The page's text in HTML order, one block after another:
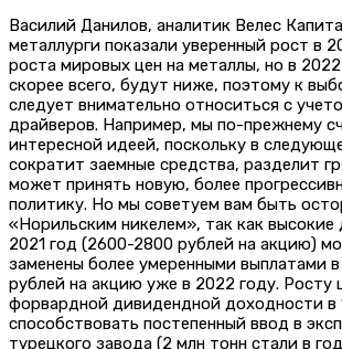
Василий Данилов, аналитик Велес
металлурги показали уверенный рост в
роста мировых цен на металлы, но в
скорее всего, будут ниже, поэтому к
следует внимательно относиться с
драйверов. Например, мы по-прежнему
интересной идеей, поскольку в
сократит заемные средства, разделит
может принять новую, более
политику. Но мы советуем вам быть
«Норильским никелем», так как
2021 год (2600-2800 рублей на акцию)
заменены более умеренными выплатами
рублей на акцию уже в 2022 году. Росту
форвардной дивидендной доходности в
способствовать постепенный ввод в
турецкого завода (2 млн тонн стали в